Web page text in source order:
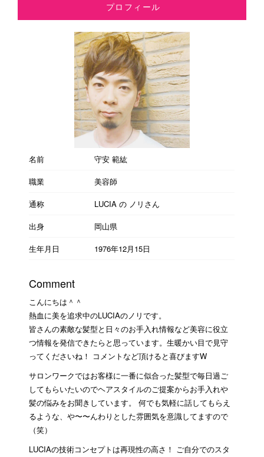
プロフィール
名前
守安 範紘
職業
美容師
通称
LUCIA の ノリさん
出身
岡山県
生年月日
1976年12月15日
Comment
こんにちは＾＾
熱血に美を追求中のLUCIAのノリです。
皆さんの素敵な髪型と日々のお手入れ情報など美容に役立
つ情報を発信できたらと思っています。生暖かい目で見守
ってくださいね！ コメントなど頂けると喜びますW
サロンワークではお客様に一番に似合った髪型で毎日過ご
してもらいたいのでヘアスタイルのご提案からお手入れや
髪の悩みをお聞きしています。 何でも気軽に話してもらえ
るような、や〜〜んわりとした雰囲気を意識してますので
（笑）
LUCIAの技術コンセプトは再現性の高さ！ ご自分でのスタ